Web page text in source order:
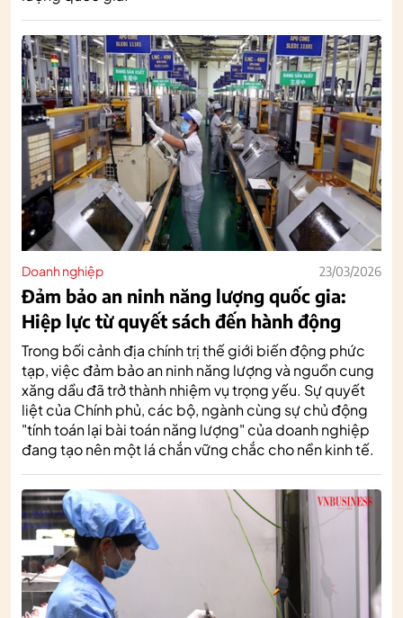
Doanh nghiệp 23/03/2026
Đảm bảo an ninh năng lượng quốc gia:
Hiệp lực từ quyết sách đến hành động
Trong bối cảnh địa chính trị thế giới biến động phức
tạp, việc đảm bảo an ninh năng lượng và nguồn cung
xăng dầu đã trở thành nhiệm vụ trọng yếu. Sự quyết
liệt của Chính phủ, các bộ, ngành cùng sự chủ động
"tính toán lại bài toán năng lượng" của doanh nghiệp
đang tạo nên một lá chắn vững chắc cho nền kinh tế.